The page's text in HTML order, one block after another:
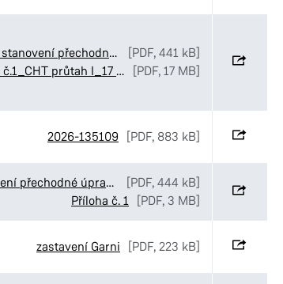
vv oop stanovení přechodné úpravy provozu CHládek Tintěra Čankovice objízdná trasa
[PDF, 441 kB]
příloha č.1_CHT průtah I_17 Čankovice
[PDF, 17 MB]
2026-135109 [PDF, 883 kB]
Stanovení přechodné úpravy provozu v ulici Sukova třída v Pardubicích
[PDF, 444 kB]
Příloha č. 1 [PDF, 3 MB]
zastavení Garni [PDF, 223 kB]